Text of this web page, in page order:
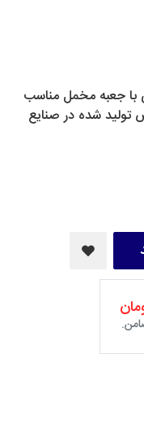
و بشقاب20 میناکاری با جعبه مخمل مناسب
تولید شده در صنایع